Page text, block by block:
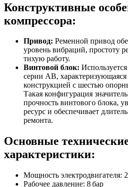
Конструктивные
компрессора:
Привод: Ременной привод
уровень вибраций, простоту
тихую работу.
Винтовой блок:
серии AB,
конструкцией с шестью
Такая конфигурация
прочность винтового блока,
ресурс и обеспечивает
ремонта.
Основные
характеристики:
Мощность электродвигателя:
Рабочее давление: 8 бар